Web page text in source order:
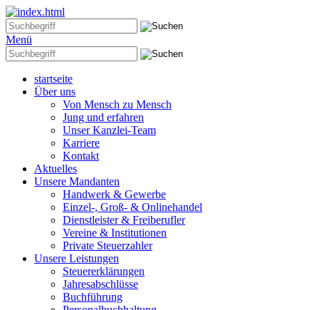
Menü
startseite
Über uns
Von Mensch zu Mensch
Jung und erfahren
Unser Kanzlei-Team
Karriere
Kontakt
Aktuelles
Unsere Mandanten
Handwerk & Gewerbe
Einzel-, Groß- & Onlinehandel
Dienstleister & Freiberufler
Vereine & Institutionen
Private Steuerzahler
Unsere Leistungen
Steuererklärungen
Jahresabschlüsse
Buchführung